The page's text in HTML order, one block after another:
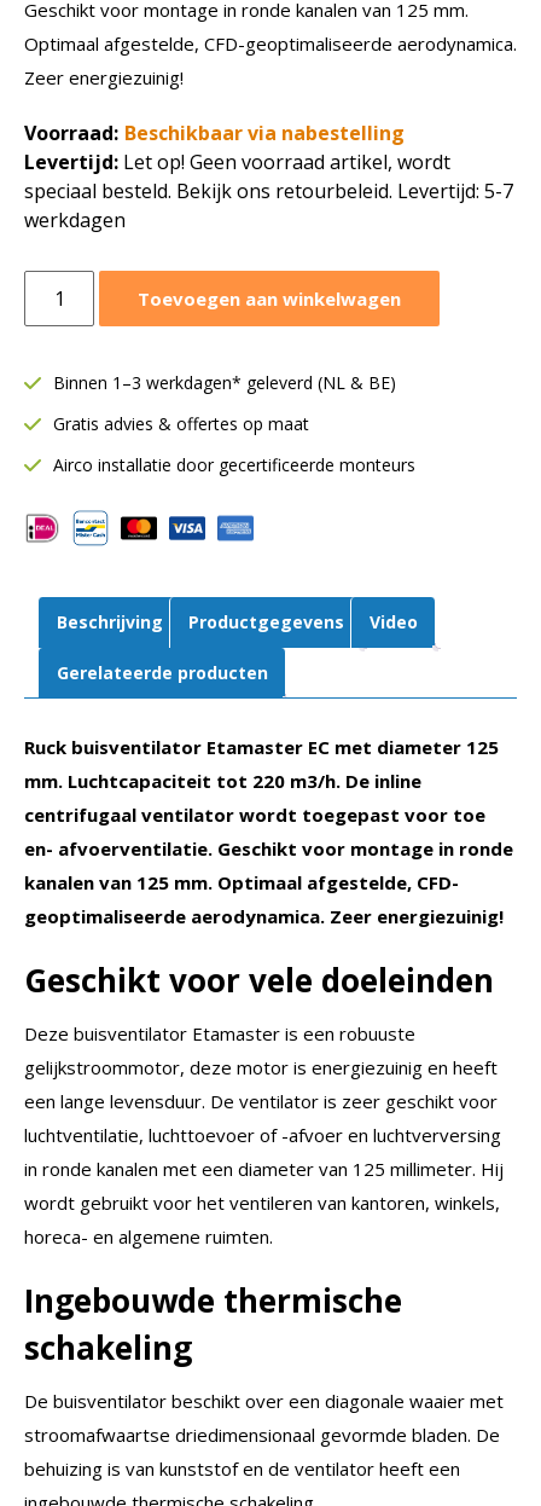
Geschikt voor montage in ronde kanalen van 125 mm.
Optimaal afgestelde, CFD-geoptimaliseerde aerodynamica.
Zeer energiezuinig!
Voorraad: Beschikbaar via nabestelling
Levertijd: Let op! Geen voorraad artikel, wordt
speciaal besteld. Bekijk ons retourbeleid. Levertijd: 5-7
werkdagen
buisventilator
EC
Ø125
mm
220
m3/h
EM
Toevoegen aan winkelwagen
Binnen 1–3 werkdagen* geleverd (NL & BE)
Gratis advies & offertes op maat
Airco installatie door gecertificeerde monteurs
Beschrijving Productgegevens Video
Gerelateerde producten
Ruck buisventilator Etamaster EC met diameter 125
mm. Luchtcapaciteit tot 220 m3/h. De inline
centrifugaal ventilator wordt toegepast voor toe
en- afvoerventilatie. Geschikt voor montage in ronde
kanalen van 125 mm. Optimaal afgestelde, CFD-
geoptimaliseerde aerodynamica. Zeer energiezuinig!
Geschikt voor vele doeleinden
Deze buisventilator Etamaster is een robuuste
gelijkstroommotor, deze motor is energiezuinig en heeft
een lange levensduur. De ventilator is zeer geschikt voor
luchtventilatie, luchttoevoer of -afvoer en luchtverversing
in ronde kanalen met een diameter van 125 millimeter. Hij
wordt gebruikt voor het ventileren van kantoren, winkels,
horeca- en algemene ruimten.
Ingebouwde thermische
schakeling
De buisventilator beschikt over een diagonale waaier met
stroomafwaartse driedimensionaal gevormde bladen. De
behuizing is van kunststof en de ventilator heeft een